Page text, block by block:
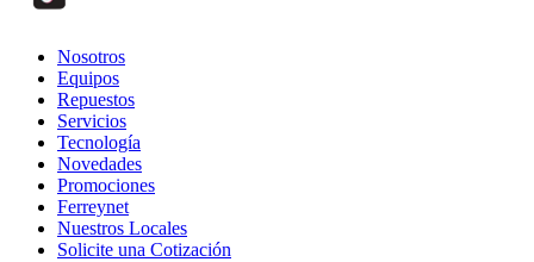
Nosotros
Equipos
Repuestos
Servicios
Tecnología
Novedades
Promociones
Ferreynet
Nuestros Locales
Solicite una Cotización